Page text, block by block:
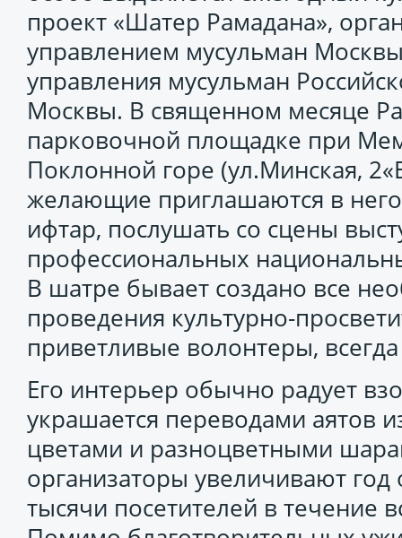
проект «Шатер Рамадана»,
управлением мусульман
управления мусульман
Москвы. В священном месяце
парковочной площадке при
Поклонной горе (ул.Минская,
желающие приглашаются в
ифтар, послушать со сцены
профессиональных
В шатре бывает создано все
проведения культурно-
приветливые волонтеры,
Его интерьер обычно радует
украшается переводами аятов
цветами и разноцветными
организаторы увеличивают
тысячи посетителей в течение